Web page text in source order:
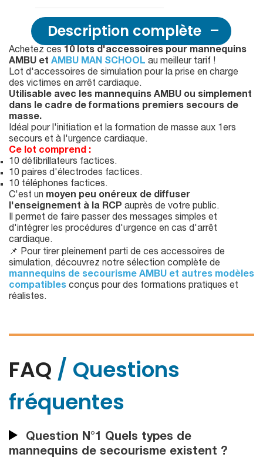
Description complète
Achetez ces 10 lots d'accessoires pour mannequins
AMBU et AMBU MAN SCHOOL au meilleur tarif !
Lot d'accessoires de simulation pour la prise en charge
des victimes en arrêt cardiaque.
Utilisable avec les mannequins AMBU ou simplement
dans le cadre de formations premiers secours de
masse.
Idéal pour l'initiation et la formation de masse aux 1ers
secours et à l'urgence cardiaque.
Ce lot comprend :
10 défibrillateurs factices.
10 paires d'électrodes factices.
10 téléphones factices.
C'est un moyen peu onéreux de diffuser
l'enseignement à la RCP auprès de votre public.
Il permet de faire passer des messages simples et
d'intégrer les procédures d'urgence en cas d'arrêt
cardiaque.
📌 Pour tirer pleinement parti de ces accessoires de
simulation, découvrez notre sélection complète de
mannequins de secourisme AMBU et autres modèles
compatibles conçus pour des formations pratiques et
réalistes.
FAQ / Questions
fréquentes
Question N°1 Quels types de
mannequins de secourisme existent ?